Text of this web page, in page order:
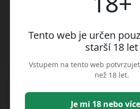
Tento web je určen
starší 18 let
Vstupem na tento web
než 18 let.
Je mi 18 nebo
Země původu
Irsko
karton